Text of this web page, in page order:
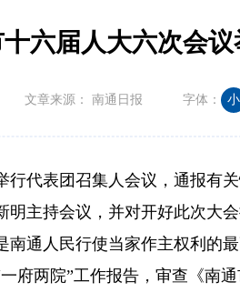
六届人大六次会
文章来源： 南通日报 字体： 小
行代表团召集人会议，通报有
主持会议，并对开好此次大会
通人民行使当家作主权利的
府两院”工作报告，审查《南